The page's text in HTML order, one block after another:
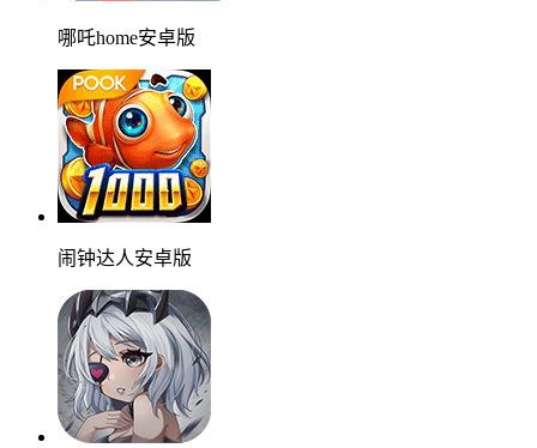
哪吒home安卓版
闹钟达人安卓版